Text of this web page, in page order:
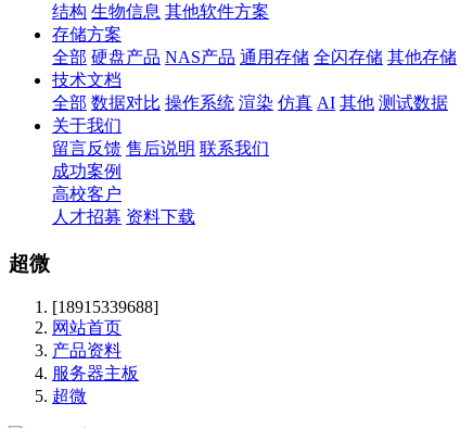
结构 生物信息 其他软件方案
存储方案
全部 硬盘产品 NAS产品 通用存储 全闪存储 其他存储
技术文档
全部 数据对比 操作系统 渲染 仿真 AI 其他 测试数据
关于我们
留言反馈 售后说明 联系我们
成功案例
高校客户
人才招募 资料下载
超微
[18915339688]
网站首页
产品资料
服务器主板
超微